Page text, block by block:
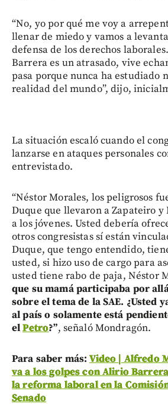
“No, yo por qué me voy a
llenar de miedo y vamos a
defensa de los derechos
Barrera es un atrasado, vive
pasa porque nunca ha estudiado
realidad del mundo”, dijo,
La situación escaló cuando el
lanzarse en ataques personales
entrevistado.
“Néstor Morales, los peligrosos
Duque que llevaron a Zapateiro y
a los jóvenes. Usted debería
otros congresistas sí están
Duque, que tengo entendido,
usted, si hizo uso de cargo para
usted tiene rabo de paja, Néstor
que su mamá participaba por
sobre el tema de la SAE. ¿Usted
al país o solamente está
elPetro?”, señaló Mondragón.
Para saber más:Video | Alfredo
va a los golpes con Alirio
la reforma laboral en la
Senado